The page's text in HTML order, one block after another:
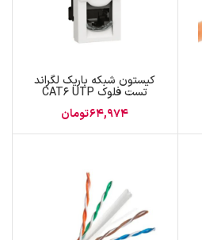
کیستون شبکه باریک لگراند
تست فلوک CAT6 UTP
64,974تومان